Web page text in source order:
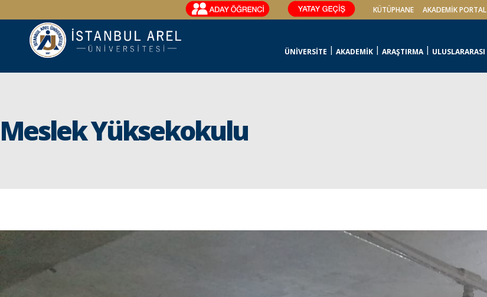
KÜTÜPHANE AKADEMİK PORTAL
ÜNİVERSİTE AKADEMİK ARAŞTIRMA ULUSLARARASI
Meslek Yüksekokulu